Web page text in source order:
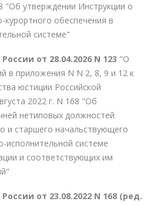
"Об утверждении Инструкции о
курортного обеспечения в
системе"
от 28.04.2026 N 123 "О
в приложения N N 2, 8, 9 и 12 к
юстиции Российской
2022 г. N 168 "Об
нетиповых должностей
и старшего начальствующего
исполнительной системе
и соответствующих им
от 23.08.2022 N 168 (ред.